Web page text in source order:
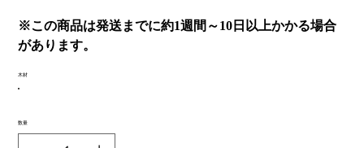
※この商品は発送までに約1週間～10日以上かかる場合
があります。
木材
数量